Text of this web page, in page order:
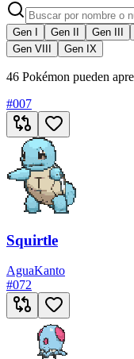
Gen I Gen II Gen III
Gen VIII
Gen IX
46 Pokémon pueden
#007
Squirtle
AguaKanto
#072